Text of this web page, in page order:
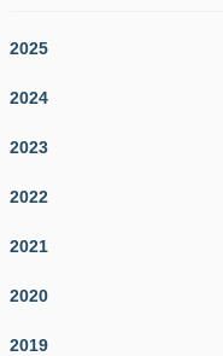
2025
2024
2023
2022
2021
2020
2019